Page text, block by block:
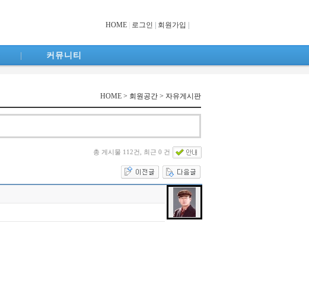
HOME 로그인 회원가입
커뮤니티
HOME > 회원공간 > 자유게시판
총 게시물 112건, 최근 0 건